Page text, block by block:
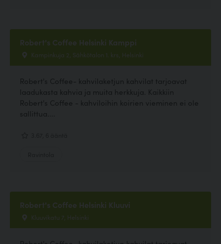
Robert's Coffee Helsinki Kamppi
Kampinkuja 2, Sähkötalon 1. krs, Helsinki
Robert's Coffee- kahvilaketjun kahvilat tarjoavat
laadukasta kahvia ja muita herkkuja. Kaikkiin
Robert's Coffee - kahviloihin koirien vieminen ei ole
sallittua....
Robert's Coffee Helsinki Kluuvi
Kluuvikatu 7, Helsinki